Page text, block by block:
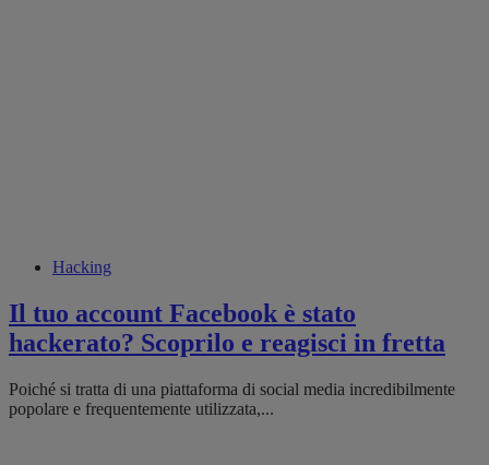
Hacking
Il tuo account Facebook è stato
hackerato? Scoprilo e reagisci in fretta
Poiché si tratta di una piattaforma di social media incredibilmente
popolare e frequentemente utilizzata,...